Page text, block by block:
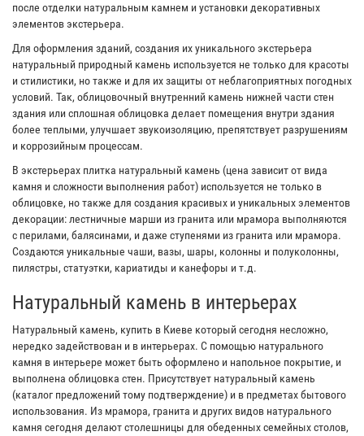
после отделки натуральным камнем и установки декоративных
элементов экстерьера.
Для оформления зданий, создания их уникального экстерьера
натуральный природный камень используется не только для красоты
и стилистики, но также и для их защиты от неблагоприятных погодных
условий. Так, облицовочный внутренний камень нижней части стен
здания или сплошная облицовка делает помещения внутри здания
более теплыми, улучшает звукоизоляцию, препятствует разрушениям
и коррозийным процессам.
В экстерьерах плитка натуральный камень (цена зависит от вида
камня и сложности выполнения работ) используется не только в
облицовке, но также для создания красивых и уникальных элементов
декорации: лестничные марши из гранита или мрамора выполняются
с перилами, балясинами, и даже ступенями из гранита или мрамора.
Создаются уникальные чаши, вазы, шары, колонны и полуколонны,
пилястры, статуэтки, кариатиды и канефоры и т.д.
Натуральный камень в интерьерах
Натуральный камень, купить в Киеве который сегодня несложно,
нередко задействован и в интерьерах. С помощью натурального
камня в интерьере может быть оформлено и напольное покрытие, и
выполнена облицовка стен. Присутствует натуральный камень
(каталог предложений тому подтверждение) и в предметах бытового
использования. Из мрамора, гранита и других видов натурального
камня сегодня делают столешницы для обеденных семейных столов,